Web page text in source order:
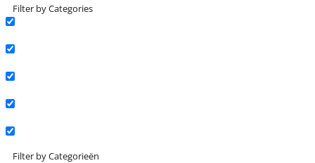
Filter by Categories
Filter by Categorieën